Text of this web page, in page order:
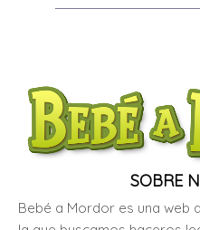
SOBRE
Bebé a Mordor es una web